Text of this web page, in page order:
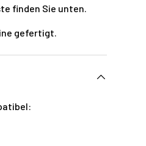
finden Sie unten.
gefertigt.